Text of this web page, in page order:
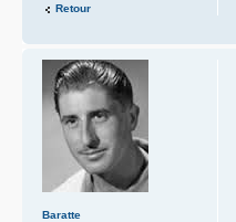
Retour
Baratte